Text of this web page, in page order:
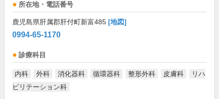
所在地・電話番号
鹿児島県肝属郡肝付町新富485 [地図]
0994-65-1170
診療科目
内科 外科 消化器科 循環器科 整形外科 皮膚科
リハ
ビリテーション科